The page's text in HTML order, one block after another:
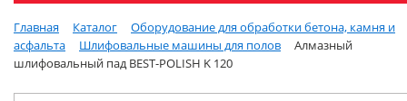
Главная Каталог
Оборудование для обработки бетона, камня и
асфальта
Шлифовальные машины для полов
Алмазный
шлифовальный пад BEST-POLISH K 120